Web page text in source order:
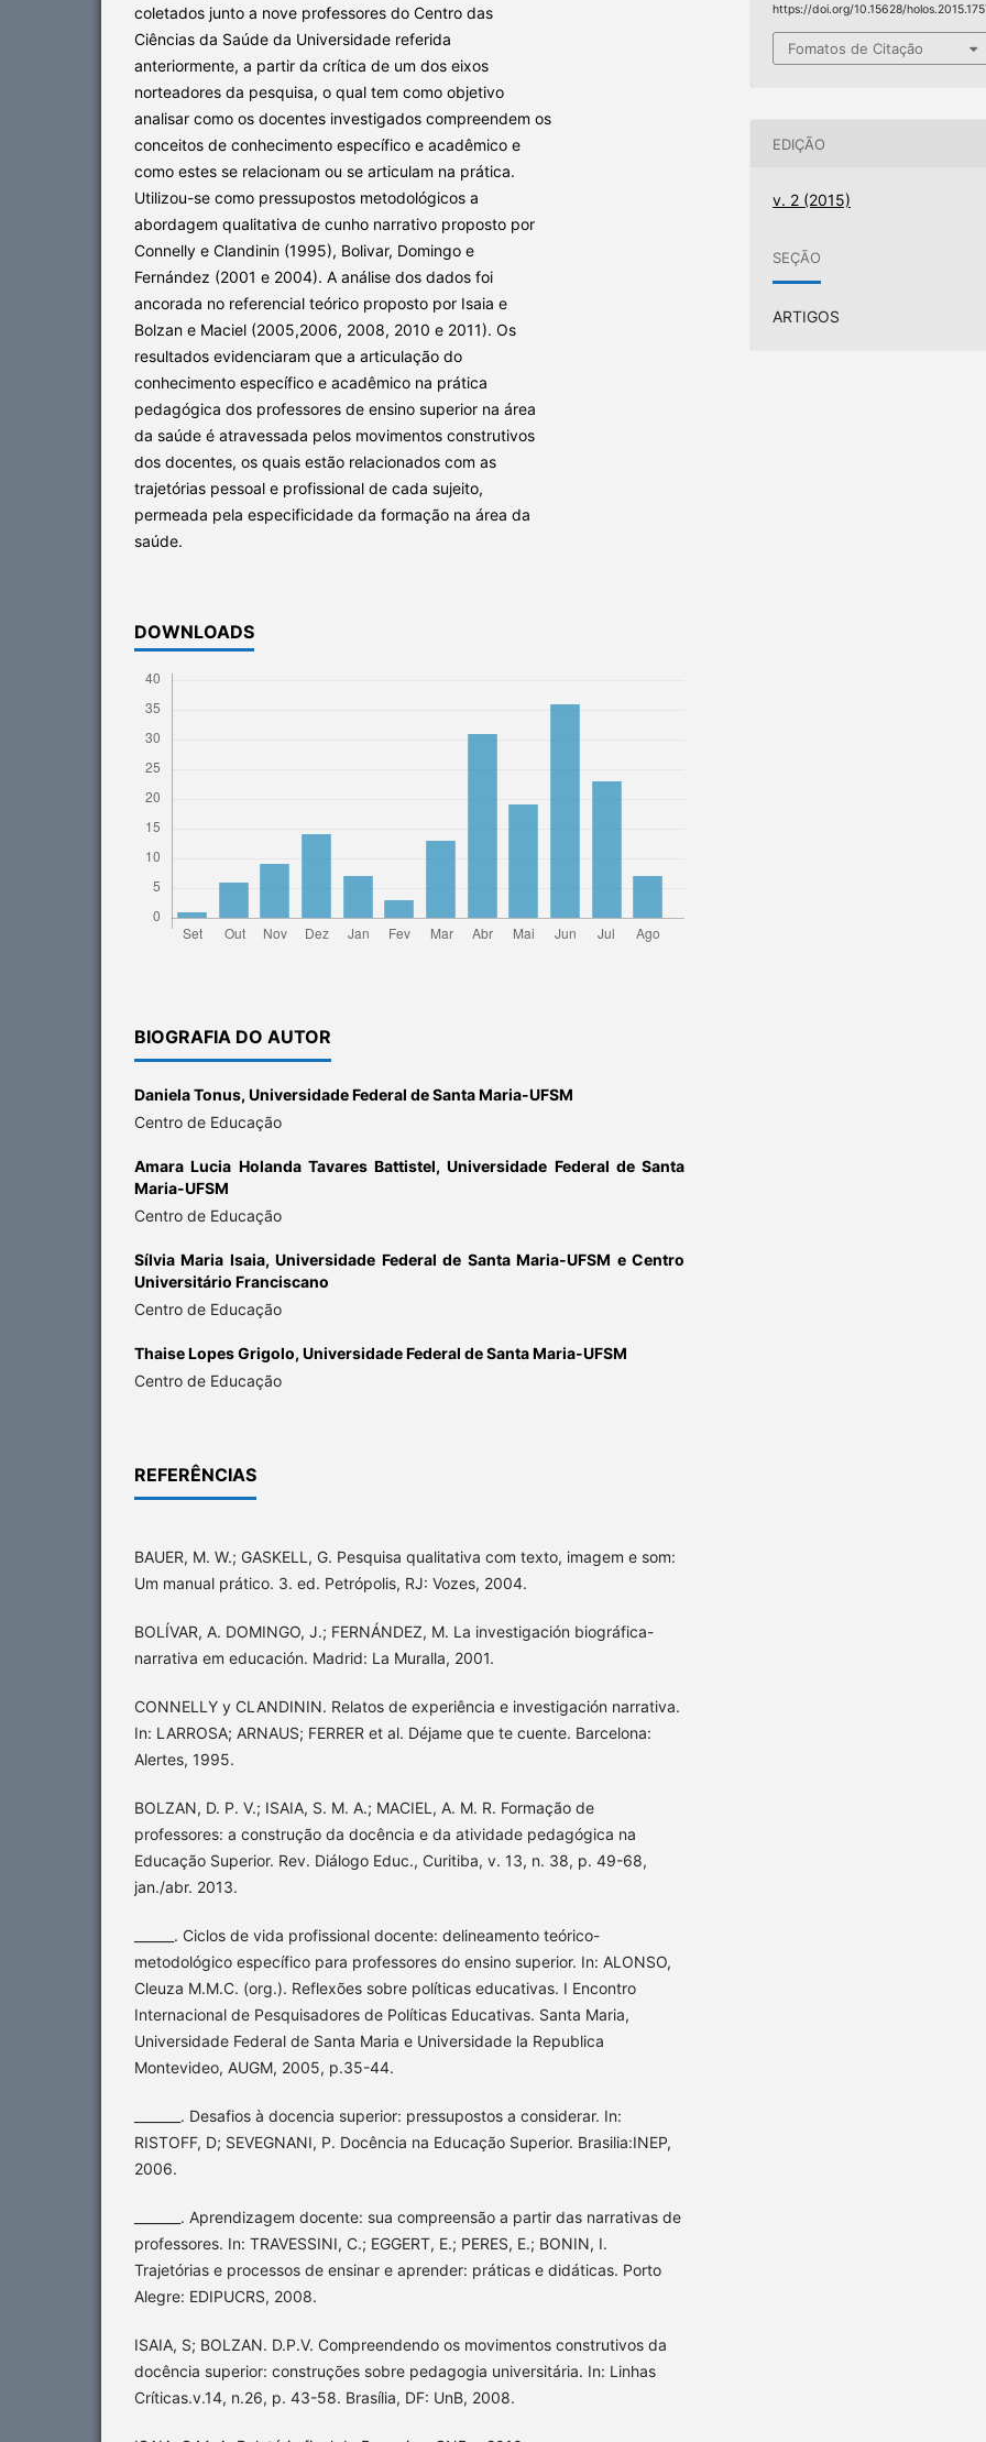
coletados junto a nove professores do Centro das
Ciências da Saúde da Universidade referida
anteriormente, a partir da crítica de um dos eixos
norteadores da pesquisa, o qual tem como objetivo
analisar como os docentes investigados compreendem os
conceitos de conhecimento específico e acadêmico e
como estes se relacionam ou se articulam na prática.
Utilizou-se como pressupostos metodológicos a
abordagem qualitativa de cunho narrativo proposto por
Connelly e Clandinin (1995), Bolivar, Domingo e
Fernández (2001 e 2004). A análise dos dados foi
ancorada no referencial teórico proposto por Isaia e
Bolzan e Maciel (2005,2006, 2008, 2010 e 2011). Os
resultados evidenciaram que a articulação do
conhecimento específico e acadêmico na prática
pedagógica dos professores de ensino superior na área
da saúde é atravessada pelos movimentos construtivos
dos docentes, os quais estão relacionados com as
trajetórias pessoal e profissional de cada sujeito,
permeada pela especificidade da formação na área da
saúde.
DOWNLOADS
BIOGRAFIA DO AUTOR
Daniela Tonus, Universidade Federal de Santa Maria-UFSM
Centro de Educação
Amara Lucia Holanda Tavares Battistel,Universidade Federal de Santa
Maria-UFSM
Centro de Educação
Sílvia Maria Isaia,Universidade Federal de Santa Maria-UFSM e Centro
Universitário Franciscano
Centro de Educação
Thaise Lopes Grigolo, Universidade Federal de Santa Maria-UFSM
Centro de Educação
REFERÊNCIAS
BAUER, M. W.; GASKELL, G. Pesquisa qualitativa com texto, imagem e som:
Um manual prático. 3. ed. Petrópolis, RJ: Vozes, 2004.
BOLÍVAR, A. DOMINGO, J.; FERNÁNDEZ, M. La investigación biográfica-
narrativa em educación. Madrid: La Muralla, 2001.
CONNELLY y CLANDININ. Relatos de experiência e investigación narrativa.
In: LARROSA; ARNAUS; FERRER et al. Déjame que te cuente. Barcelona:
Alertes, 1995.
BOLZAN, D. P. V.; ISAIA, S. M. A.; MACIEL, A. M. R. Formação de
professores: a construção da docência e da atividade pedagógica na
Educação Superior. Rev. Diálogo Educ., Curitiba, v. 13, n. 38, p. 49-68,
jan./abr. 2013.
______. Ciclos de vida profissional docente: delineamento teórico-
metodológico específico para professores do ensino superior. In: ALONSO,
Cleuza M.M.C. (org.). Reflexões sobre políticas educativas. I Encontro
Internacional de Pesquisadores de Políticas Educativas. Santa Maria,
Universidade Federal de Santa Maria e Universidade la Republica
Montevideo, AUGM, 2005, p.35-44.
_______. Desafios à docencia superior: pressupostos a considerar. In:
RISTOFF, D; SEVEGNANI, P. Docência na Educação Superior. Brasilia:INEP,
2006.
_______. Aprendizagem docente: sua compreensão a partir das narrativas de
professores. In: TRAVESSINI, C.; EGGERT, E.; PERES, E.; BONIN, I.
Trajetórias e processos de ensinar e aprender: práticas e didáticas. Porto
Alegre: EDIPUCRS, 2008.
ISAIA, S; BOLZAN. D.P.V. Compreendendo os movimentos construtivos da
docência superior: construções sobre pedagogia universitária. In: Linhas
Críticas.v.14, n.26, p. 43-58. Brasília, DF: UnB, 2008.
https://doi.org/10.15628/
Fomatos de Citação
EDIÇÃO
v. 2 (2015)
SEÇÃO
ARTIGOS